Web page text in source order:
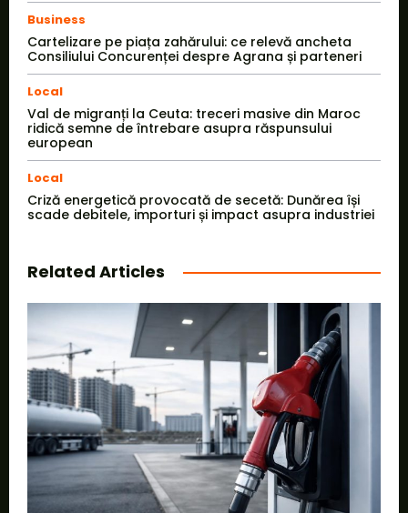
Business
Cartelizare pe piața zahărului: ce relevă ancheta
Consiliului Concurenței despre Agrana și parteneri
Local
Val de migranți la Ceuta: treceri masive din Maroc
ridică semne de întrebare asupra răspunsului
european
Local
Criză energetică provocată de secetă: Dunărea își
scade debitele, importuri și impact asupra industriei
Related Articles